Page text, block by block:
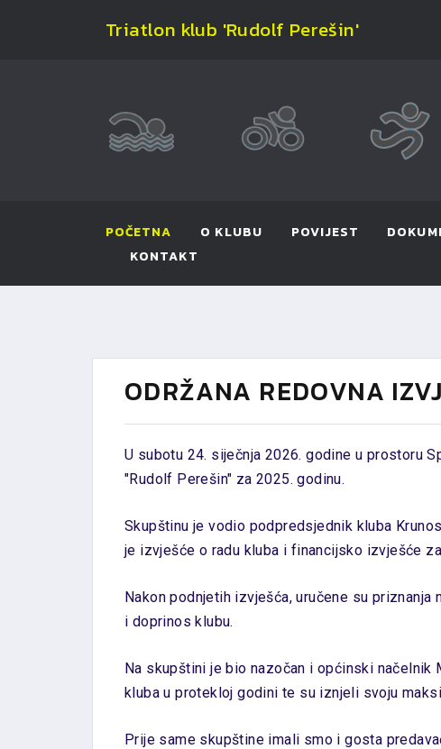
Triatlon klub 'Rudolf Perešin'
POČETNA O KLUBU POVIJEST
KONTAKT
ODRŽANA REDOVNA
U subotu 24. siječnja 2026. godine u prostoru
"Rudolf Perešin" za 2025. godinu.
Skupštinu je vodio podpredsjednik kluba
je izvješće o radu kluba i financijsko izvješće
Nakon podnjetih izvješća, uručene su
i doprinos klubu.
Na skupštini je bio nazočan i općinski
kluba u protekloj godini te su iznjeli svoju
Prije same skupštine imali smo i gosta